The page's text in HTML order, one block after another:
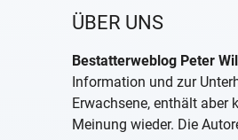
ÜBER UNS
Bestatterweblog Peter
Information und zur
Erwachsene, enthält
Meinung wieder. Die